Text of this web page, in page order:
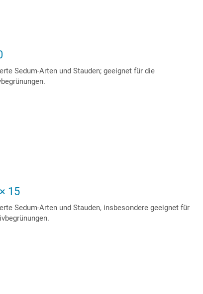
Sedum-Arten und Stauden; geeignet für die
15
Sedum-Arten und Stauden, insbesondere geeignet für